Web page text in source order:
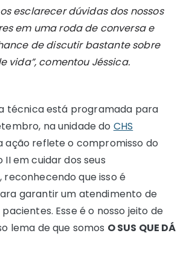
esclarecer dúvidas dos nossos
em uma roda de conversa e
de discutir bastante sobre
vida”, comentou Jéssica.
técnica está programada para
na unidade do CHS
ação reflete o compromisso do
II em cuidar dos seus
que isso é
garantir um atendimento de
Esse é o nosso jeito de
lema de que somos O SUS QUE DÁ